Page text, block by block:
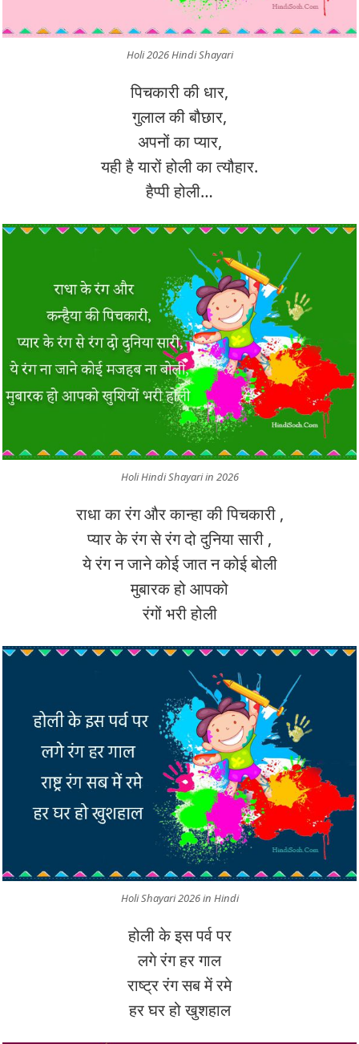
Holi 2026 Hindi Shayari
पिचकारी की धार,
गुलाल की बौछार,
अपनों का प्यार,
यही है यारों होली का त्यौहार.
हैप्पी होली…
Holi Hindi Shayari in 2026
राधा का रंग और कान्हा की पिचकारी ,
प्यार के रंग से रंग दो दुनिया सारी ,
ये रंग न जाने कोई जात न कोई बोली
मुबारक हो आपको
रंगों भरी होली
Holi Shayari 2026 in Hindi
होली के इस पर्व पर
लगे रंग हर गाल
राष्ट्र रंग सब में रमे
हर घर हो खुशहाल